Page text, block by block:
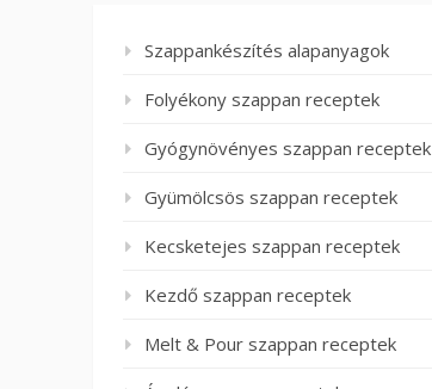
Szappankészítés alapanyagok
Folyékony szappan receptek
Gyógynövényes szappan receptek
Gyümölcsös szappan receptek
Kecsketejes szappan receptek
Kezdő szappan receptek
Melt & Pour szappan receptek